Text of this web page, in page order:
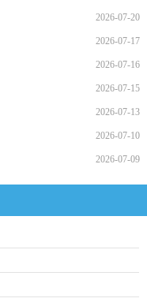
2026-07-20
2026-07-17
2026-07-16
2026-07-15
2026-07-13
2026-07-10
2026-07-09